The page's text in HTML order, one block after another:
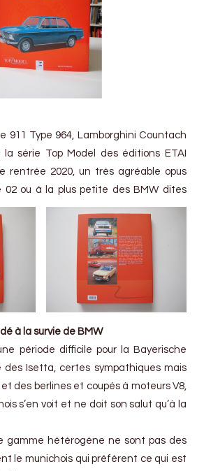
911 Type 964, Lamborghini Countach
série Top Model des éditions ETAI
rentrée 2020, un très agréable opus
02 ou à la plus petite des BMW dites
à la survie de BMW
période difficile pour la Bayerische
des Isetta, certes sympathiques mais
des berlines et coupés à moteurs V8,
s’en voit et ne doit son salut qu’à la
gamme hétérogène ne sont pas des
le munichois qui préfèrent ce qui est